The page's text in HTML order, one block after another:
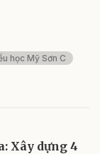
học Mỹ Sơn C
Xây dựng 4